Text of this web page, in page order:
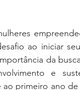
ao iniciar
da
e
primeiro ano